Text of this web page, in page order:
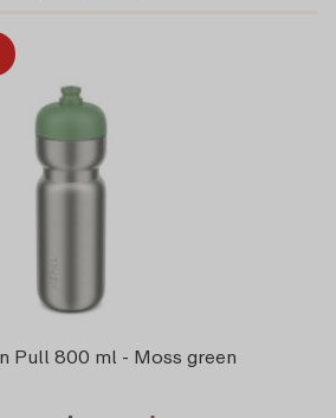
Pull 800 ml - Moss green